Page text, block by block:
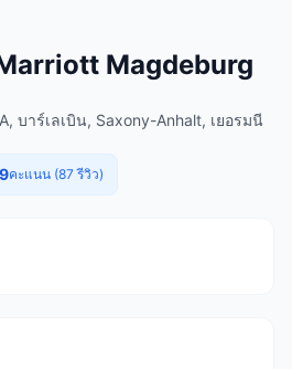
Magdeburg
บาร์เลเบิน, Saxony-Anhalt, เยอรมนี
คะแนน (87 รีวิว)